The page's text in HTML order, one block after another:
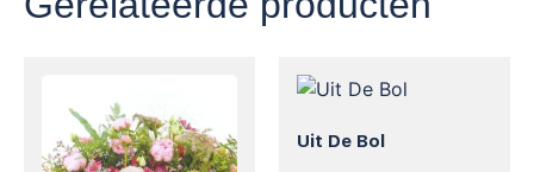
Uit De Bol